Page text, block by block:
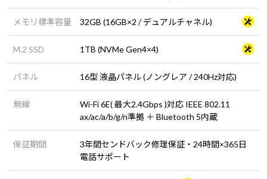
メモリ標準容量 32GB (16GB×2 / デュアルチャネル)
M.2 SSD 1TB (NVMe Gen4×4)
パネル 16型 液晶パネル (ノングレア / 240Hz対応)
無線
Wi-Fi 6E( 最大2.4Gbps )対応 IEEE 802.11
ax/ac/a/b/g/n準拠 ＋ Bluetooth 5内蔵
保証期間
3年間センドバック修理保証・24時間×365日
電話サポート